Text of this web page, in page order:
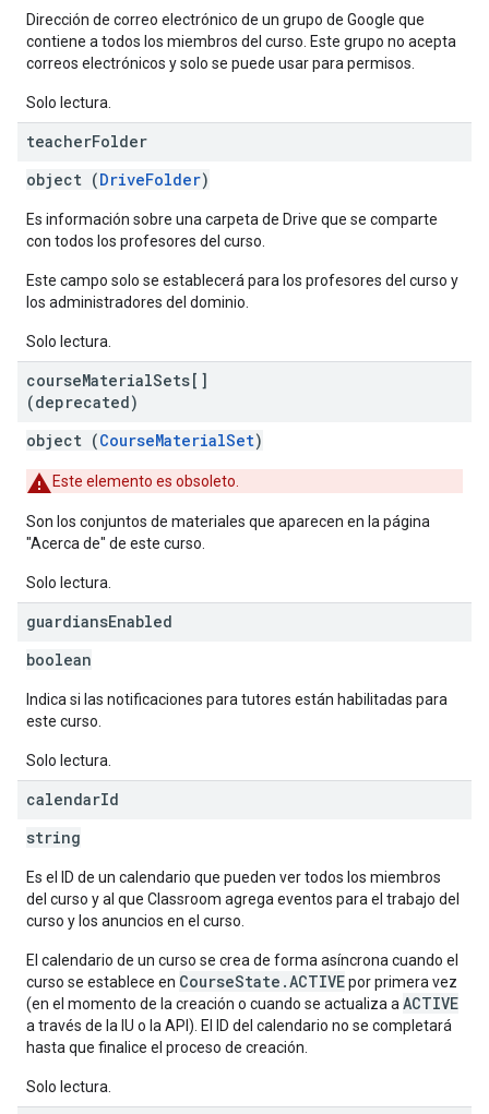
Dirección de correo electrónico de un grupo de Google que
contiene a todos los miembros del curso. Este grupo no acepta
correos electrónicos y solo se puede usar para permisos.
Solo lectura.
teacherFolder
object (DriveFolder)
Es información sobre una carpeta de Drive que se comparte
con todos los profesores del curso.
Este campo solo se establecerá para los profesores del curso y
los administradores del dominio.
Solo lectura.
courseMaterialSets[]
(deprecated)
object (CourseMaterialSet)
Este elemento es obsoleto.
Son los conjuntos de materiales que aparecen en la página
"Acerca de" de este curso.
Solo lectura.
guardiansEnabled
boolean
Indica si las notificaciones para tutores están habilitadas para
este curso.
Solo lectura.
calendarId
string
Es el ID de un calendario que pueden ver todos los miembros
del curso y al que Classroom agrega eventos para el trabajo del
curso y los anuncios en el curso.
El calendario de un curso se crea de forma asíncrona cuando el
curso se establece en CourseState.ACTIVEpor primera vez
(en el momento de la creación o cuando se actualiza a ACTIVE
a través de la IU o la API). El ID del calendario no se completará
hasta que finalice el proceso de creación.
Solo lectura.